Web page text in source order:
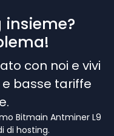
insieme?
con noi e vivi
basse tariffe
Bitmain Antminer L9
di hosting.